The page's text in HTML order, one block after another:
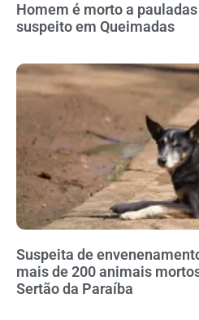
Homem é morto a
suspeito em Queimadas
Suspeita de
mais de 200 animais
Sertão da Paraíba